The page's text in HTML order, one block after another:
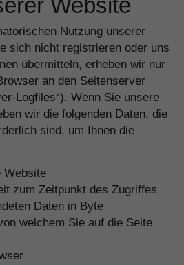
Website
Nutzung unserer
sich nicht registrieren oder uns
übermitteln, erheben wir nur
an den Seitenserver
Logfiles“). Wenn Sie unsere
wir die folgenden Daten, die
sind, um Ihnen die
Website
zum Zeitpunkt des Zugriffes
Daten in Byte
welchem Sie auf die Seite